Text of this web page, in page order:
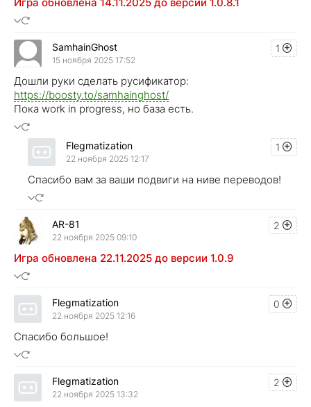
1
SamhainGhost
15 ноября 2025 17:52
Дошли руки сделать русификатор:
https://boosty.to/samhainghost/
Пока work in progress, но база есть.
1
Flegmatization
22 ноября 2025 12:17
Спасибо вам за ваши подвиги на ниве переводов!
2
AR-81
22 ноября 2025 09:10
Игра обновлена 22.11.2025 до версии 1.0.9
0
Flegmatization
22 ноября 2025 12:16
Спасибо большое!
2
Flegmatization
22 ноября 2025 13:32